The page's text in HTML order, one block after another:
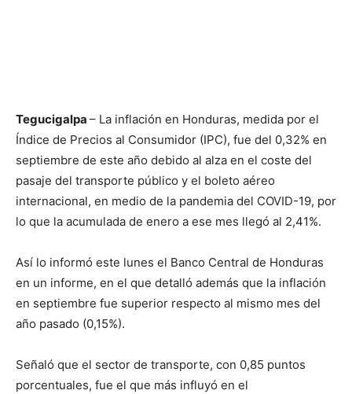
Tegucigalpa – La inflación en Honduras, medida por el
Índice de Precios al Consumidor (IPC), fue del 0,32% en
septiembre de este año debido al alza en el coste del
pasaje del transporte público y el boleto aéreo
internacional, en medio de la pandemia del COVID-19, por
lo que la acumulada de enero a ese mes llegó al 2,41%.
Así lo informó este lunes el Banco Central de Honduras
en un informe, en el que detalló además que la inflación
en septiembre fue superior respecto al mismo mes del
año pasado (0,15%).
Señaló que el sector de transporte, con 0,85 puntos
porcentuales, fue el que más influyó en el